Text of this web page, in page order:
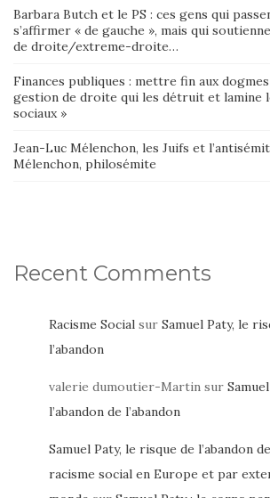
Barbara Butch et le PS : ces gens qui
s’affirmer « de gauche », mais qui
de droite/extreme-droite…
Finances publiques : mettre fin aux
gestion de droite qui les détruit et lamine
sociaux »
Jean-Luc Mélenchon, les Juifs et
Mélenchon, philosémite
Recent Comments
Racisme Social sur Samuel Paty, le
l’abandon
valerie dumoutier-Martin sur
l’abandon de l’abandon
Samuel Paty, le risque de l’abandon
racisme social en Europe et par